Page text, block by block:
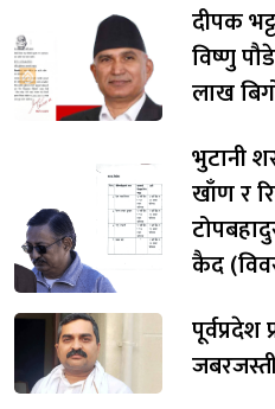
दीपक
विष्णु
लाख
भुटानी
खाँण र
कैद